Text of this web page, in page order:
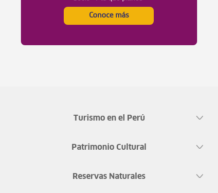
Conoce más
Turismo en el Perú
Patrimonio Cultural
Reservas Naturales